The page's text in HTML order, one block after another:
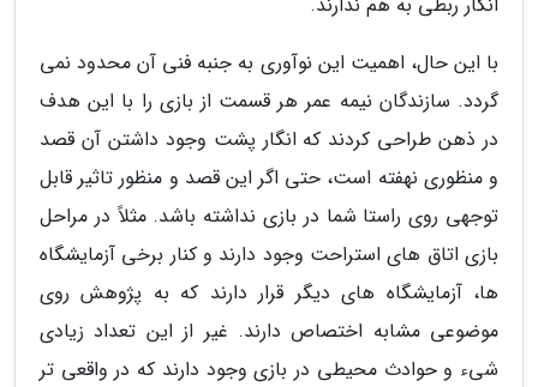
با این حال، اهمیت این نوآوری به جنبه فنی آن محدود نمی
گردد. سازندگان نیمه عمر هر قسمت از بازی را با این هدف
در ذهن طراحی کردند که انگار پشت وجود داشتن آن قصد
و منظوری نهفته است، حتی اگر این قصد و منظور تاثیر قابل
توجهی روی راستا شما در بازی نداشته باشد. مثلاً در مراحل
بازی اتاق های استراحت وجود دارند و کنار برخی آزمایشگاه
ها، آزمایشگاه های دیگر قرار دارند که به پژوهش روی
موضوعی مشابه اختصاص دارند. غیر از این تعداد زیادی
شیء و حوادث محیطی در بازی وجود دارند که در واقعی تر